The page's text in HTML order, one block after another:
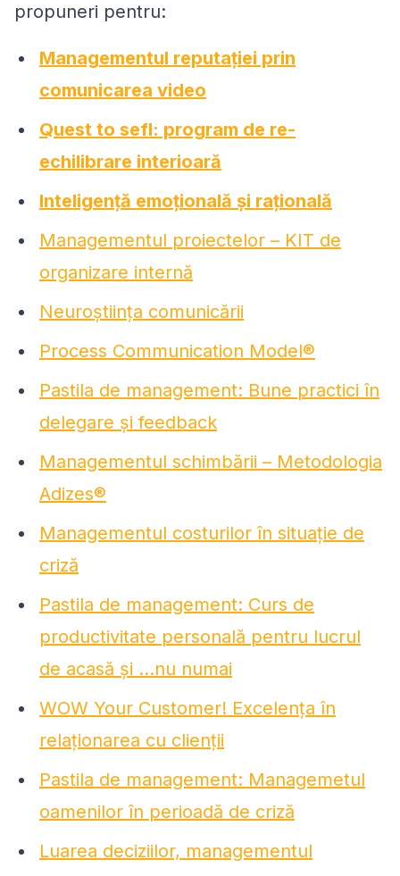
propuneri pentru:
Managementul reputației prin
comunicarea video
Quest to sefl: program de re-
echilibrare interioară
Inteligență emoțională și rațională
Managementul proiectelor – KIT de
organizare internă
Neuroștiința comunicării
Process Communication Model®
Pastila de management: Bune practici în
delegare și feedback
Managementul schimbării – Metodologia
Adizes®
Managementul costurilor în situație de
criză
Pastila de management: Curs de
productivitate personală pentru lucrul
de acasă și …nu numai
WOW Your Customer! Excelența în
relaționarea cu clienții
Pastila de management: Managemetul
oamenilor în perioadă de criză
Luarea deciziilor, managementul